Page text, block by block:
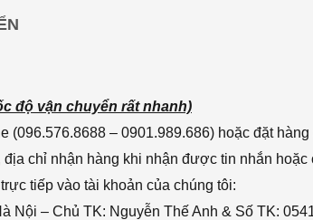
độ vận chuyển rất nhanh)
(096.576.8688 – 0901.989.686) hoặc đặt
chỉ nhận hàng khi nhận được tin nhắn
tiếp vào tài khoản của chúng tôi:
Nội – Chủ TK: Nguyễn Thế Anh & Số TK: